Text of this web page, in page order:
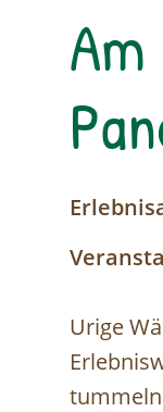
Urige
tummeln